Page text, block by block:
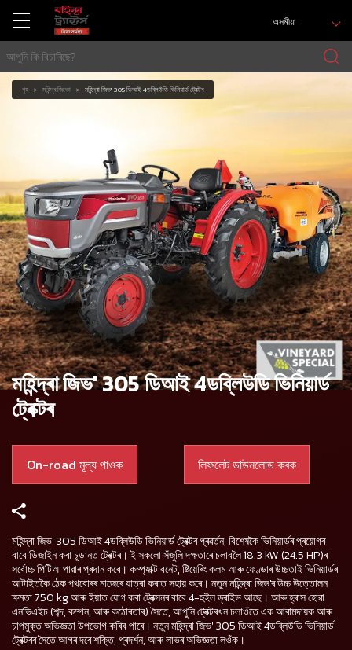
অসমীয়া
গৃহ মহিন্দ্ৰ জিভো মহিন্দ্ৰা জিভ' 305 ডিআই 4ডব্লিউডি ভিনিয়াৰ্ড ট্ৰেক্টৰ
মহিন্দ্ৰা জিভ' 305 ডিআই 4ডব্লিউডি ভিনিয়াৰ্ড
ট্ৰেক্টৰ
On-road মূল্য পাওক লিফলেট ডাউনলোড কৰক
মহিন্দ্ৰা জিভ' 305 ডিআই 4ডব্লিউডি ভিনিয়াৰ্ড ট্ৰেক্টৰ প্ৰৱৰ্তন, বিশেষকৈ ভিনিয়াৰ্ডৰ প্ৰয়োগৰ
বাবে ডিজাইন কৰা চূড়ান্ত ট্ৰেক্টৰ। ই সকলো সঁজুলি দক্ষতাৰে চলাবলৈ 18.3 kW (24.5 HP)ৰ
সৰ্বোচ্চ পিটিঅ' পাৱাৰ প্ৰদান কৰে। কম্প্যাক্ট বনেট, ষ্টিয়েৰিং কলম আৰু ফেণ্ডাৰ উচ্চতাই ভিনিয়াৰ্ডৰ
আটাইতকৈ ঠেক পথবোৰৰ মাজেৰে যাত্ৰা কৰাত সহায় কৰে। নতুন মহিন্দ্ৰা জিভ'ৰ উচ্চ উত্তোলন
ক্ষমতা 750 kg আৰু ইয়াত যোগ কৰা ট্ৰেক্সনৰ বাবে 4-হুইল ড্ৰাইভ আছে। আৰু হ্ৰাস হোৱা
এনভিএইচ (শব্দ, কম্পন, আৰু কঠোৰতাৰ) সৈতে, আপুনি ট্ৰেক্টৰখন চলাওঁতে এক আৰামদায়ক আৰু
চাপমুক্ত অভিজ্ঞতা উপভোগ কৰিব পাৰে। নতুন মহিন্দ্ৰা জিভ' 305 ডিআই 4ডব্লিউডি ভিনিয়াৰ্ড
ট্ৰেক্টৰৰ সৈতে আগৰ দৰে শক্তি, প্ৰদৰ্শন, আৰু লাভৰ অভিজ্ঞতা লওঁক।